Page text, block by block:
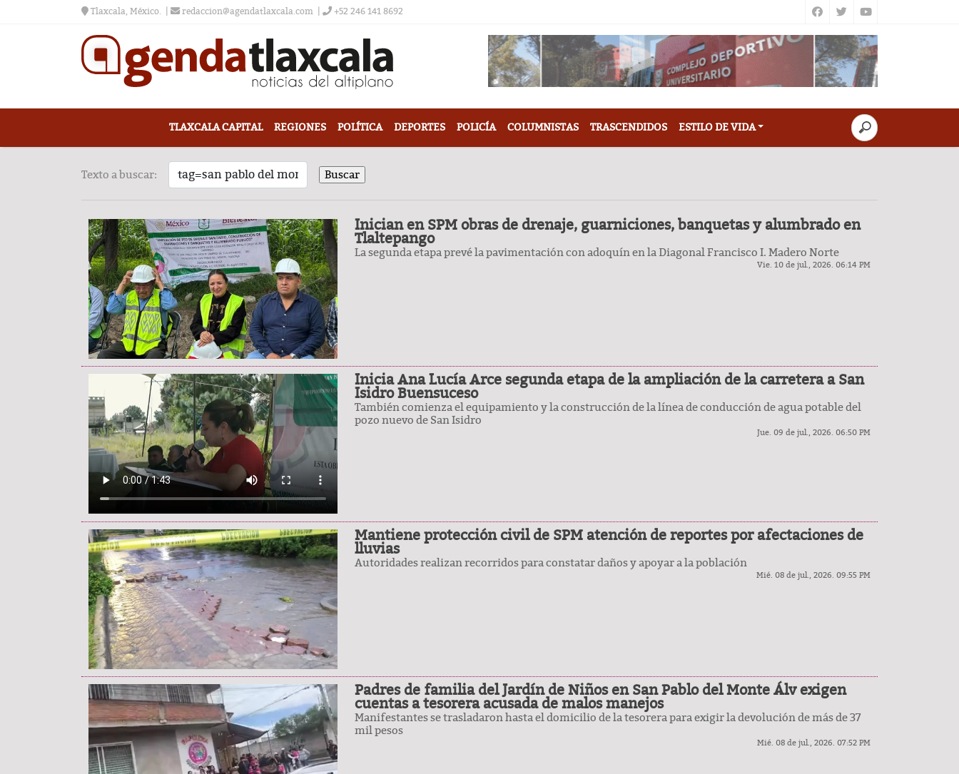
Tlaxcala, México. redaccion@agendatlaxcala.com +52 246 141 8692
TLAXCALA CAPITAL REGIONES POLÍTICA DEPORTES POLICÍA COLUMNISTAS TRASCENDIDOS ESTILO DE VIDA
Texto a buscar:
Inician en SPM obras de drenaje, guarniciones, banquetas y alumbrado en
Tlaltepango
La segunda etapa prevé la pavimentación con adoquín en la Diagonal Francisco I. Madero Norte
Vie. 10 de jul., 2026. 06:14 PM
Inicia Ana Lucía Arce segunda etapa de la ampliación de la carretera a San
Isidro Buensuceso
También comienza el equipamiento y la construcción de la línea de conducción de agua potable del
pozo nuevo de San Isidro
Jue. 09 de jul., 2026. 06:50 PM
Mantiene protección civil de SPM atención de reportes por afectaciones de
lluvias
Autoridades realizan recorridos para constatar daños y apoyar a la población
Mié. 08 de jul., 2026. 09:55 PM
Padres de familia del Jardín de Niños en San Pablo del Monte Álv exigen
cuentas a tesorera acusada de malos manejos
Manifestantes se trasladaron hasta el domicilio de la tesorera para exigir la devolución de más de 37
mil pesos
Mié. 08 de jul., 2026. 07:52 PM